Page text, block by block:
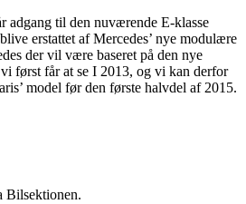
adgang til den nuværende E-klasse
erstattet af Mercedes’ nye modulære
der vil være baseret på den nye
først får at se I 2013, og vi kan derfor
model før den første halvdel af 2015.
Bilsektionen.